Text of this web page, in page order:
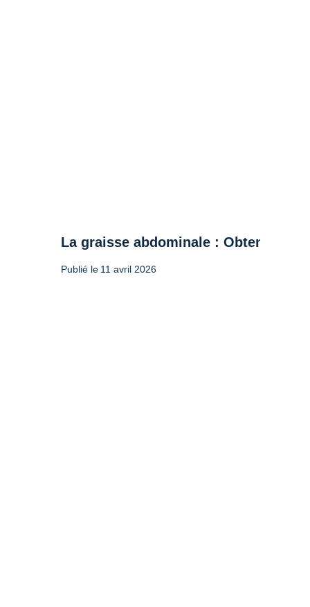
La graisse abdominale : Obtenir un
Publié le 11 avril 2026